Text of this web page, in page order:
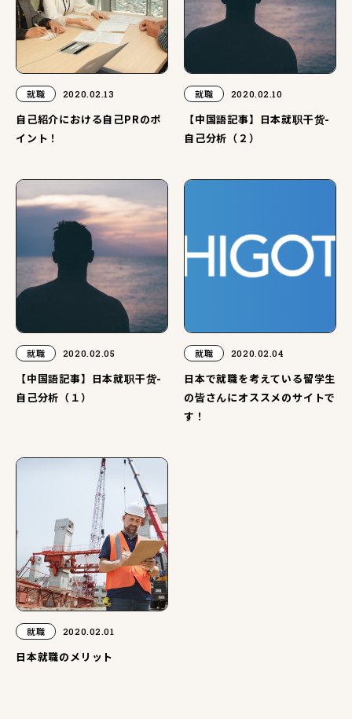
就職 2020.02.13
自己紹介における自己PRのポ
イント！
就職 2020.02.10
【中国語記事】日本就职干货-
自己分析（２）
就職 2020.02.05
【中国語記事】日本就职干货-
自己分析（１）
就職 2020.02.04
日本で就職を考えている留学生
の皆さんにオススメのサイトで
す！
就職 2020.02.01
日本就職のメリット